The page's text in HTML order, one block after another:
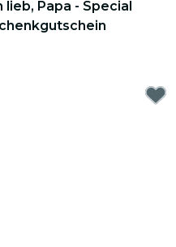
lieb, Papa - Special